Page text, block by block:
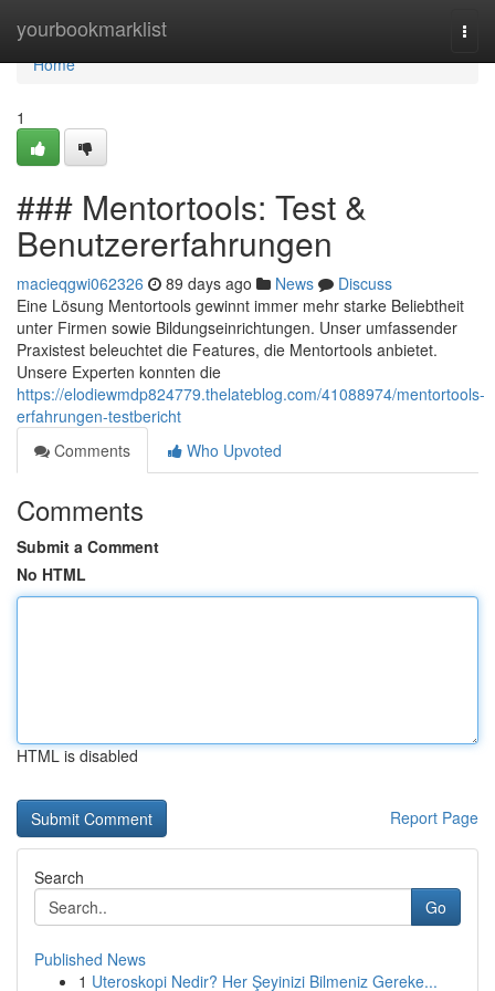
yourbookmarklist
Home
Home
1
### Mentortools: Test &
Benutzererfahrungen
macieqgwi062326 89 days ago News
Discuss
Eine Lösung Mentortools gewinnt immer mehr starke Beliebtheit
unter Firmen sowie Bildungseinrichtungen. Unser umfassender
Praxistest beleuchtet die Features, die Mentortools anbietet.
Unsere Experten konnten die
https://elodiewmdp824779.thelateblog.com/41088974/mentortools-
erfahrungen-testbericht
Comments
Who Upvoted
Comments
Submit a Comment
No HTML
HTML is disabled
Report Page
Search
Go
Published News
1 Uteroskopi Nedir? Her Şeyinizi Bilmeniz Gereke...